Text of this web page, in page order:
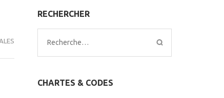
RECHERCHER
Rechercher :
CHARTES & CODES